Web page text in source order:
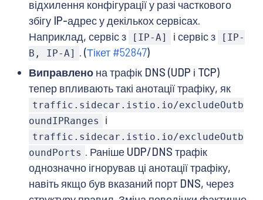
відхилення конфігурації у разі часткового
збігу IP-адрес у декількох сервісах.
Наприклад, сервіс з
[IP-A] і сервіс з
[IP-
B, IP-A] . (Тікет #52847)
Виправленона трафік DNS (UDP і TCP)
тепер впливають такі анотації трафіку, як
traffic.sidecar.istio.io/excludeOutb
oundIPRanges
і
traffic.sidecar.istio.io/excludeOutb
oundPorts . Раніше UDP/DNS трафік
однозначно ігнорував ці анотації трафіку,
навіть якщо був вказаний порт DNS, через